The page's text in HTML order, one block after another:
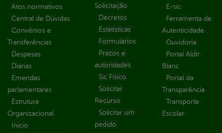
Atos normativos
Central de Dúvidas
Convênios e
Transferências
Despesas
Diárias
Emendas
parlamentares
Estrutura
Organizacional
Inicio
Solicitação
Decretos
Estatísticas
Formulários
Prazos e
autoridades
Sic Físico
Solicitar
Recurso
Solicitar um
pedido
E-sic
Ferramenta de
Autenticidade
Ouvidoria
Portal Aldir
Blanc
Portal da
Transparência
Transporte
Escolar